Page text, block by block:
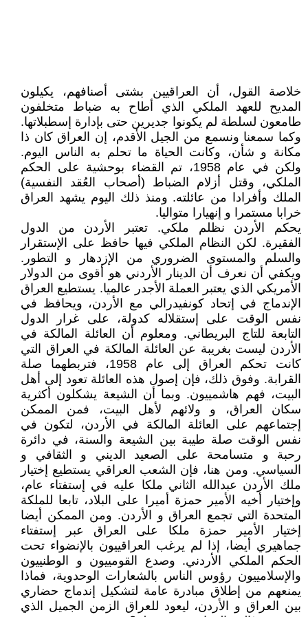
خلاصة القول، أن العراقيين بشتى أصنافهم، يكيلون
المديح للعهد الملكي الذي أطاح به ضباط متخلفون
طامعون لسلطة لم يكونوا جديرين حتى بإدارة إسطبلاتها.
وكما سمعنا ونسمع من الجيل الأقدم، إن العراق كان ذا
مكانة و شأن، وكانت الحياة ما تحلم به الناس اليوم.
ولكن في عام 1958، تم القضاء بوحشية على الحكم
الملكي، وقتل أزلام الضباط (أصحاب العُقد النفسية)
الملك وأفرادا من عائلته. ومنذ ذلك اليوم يشهد العراق
خرابا مستمرا و إنهيارا متواليا.
يحكم الأردن نظلم ملكي. تعتبر الأردن من الدول
الفقيرة. لكن النظام الملكي فيها حافظ على الإستقرار
والسلم والمستوى الضروري من الإزدهار و التطور.
ويكفي أن نعرف أن الدينار الأردني هو أقوى من الدولار
الأمريكي الذي يعتبر العملة الأجدر عالميا. يستطيع العراق
الإندماج في إتحاد كونفيدرالي مع الأردن، ويحافظ في
نفس الوقت على إستقلاله كدولة، على غرار الدول
التابعة للتاج البريطاني. ومعلوم أن العائلة المالكة في
الأردن ليست بغريبة عن العائلة المالكة في العراق التي
كانت تحكم العراق إلى عام 1958، فتربطهما صلة
القرابة. وفوق ذلك، فإن إصول هذه العائلة تعود إلى أهل
البيت، فهم هاشمييون. وبما أن الشيعة يشكلون أكثرية
سكان العراق، و ولائهم لأهل البيت، فمن الممكن
إجتماعهم على العائلة المالكة في الأردن، لتكون في
نفس الوقت صلة طيبة بين الشيعة والسنة، في دائرة
رحبة و متسامحة على الصعيد الديني و الثقافي و
السياسي. ومن هنا، فإن الشعب العراقي يستطيع إختيار
ملك الأردن عبدالله الثاني ملكا عليه في إستفتاء عام،
وإختيار أخيه الأمير حمزة أميرا على البلاد، تابعا للملكة
المتحدة التي تجمع العراق و الأردن. ومن الممكن أيضا
إختيار الأمير حمزة ملكا على العراق عبر إستفتاء
جماهيري أيضا، إذا لم يرغب العراقييون بالإنضواء تحت
الحكم الملكي الأردني. وصدع القومييون و الوطنييون
والإسلامييون رؤوس الناس بالشعارات الوحدوية، فماذا
يمنعهم من إطلاق مبادرة عامة لتشكيل إندماج حضاري
بين العراق و الأردن، ليعود للعراق الزمن الجميل الذي